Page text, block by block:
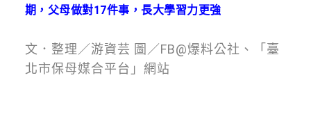
期，父母做對17件事，長大學習力更強
文．整理／游資芸 圖／FB@爆料公社、「臺
北市保母媒合平台」網站